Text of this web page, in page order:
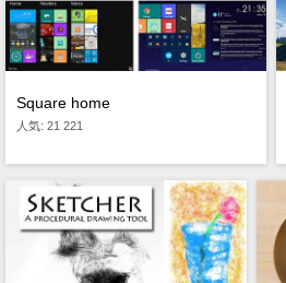
Square home
人気: 21 221